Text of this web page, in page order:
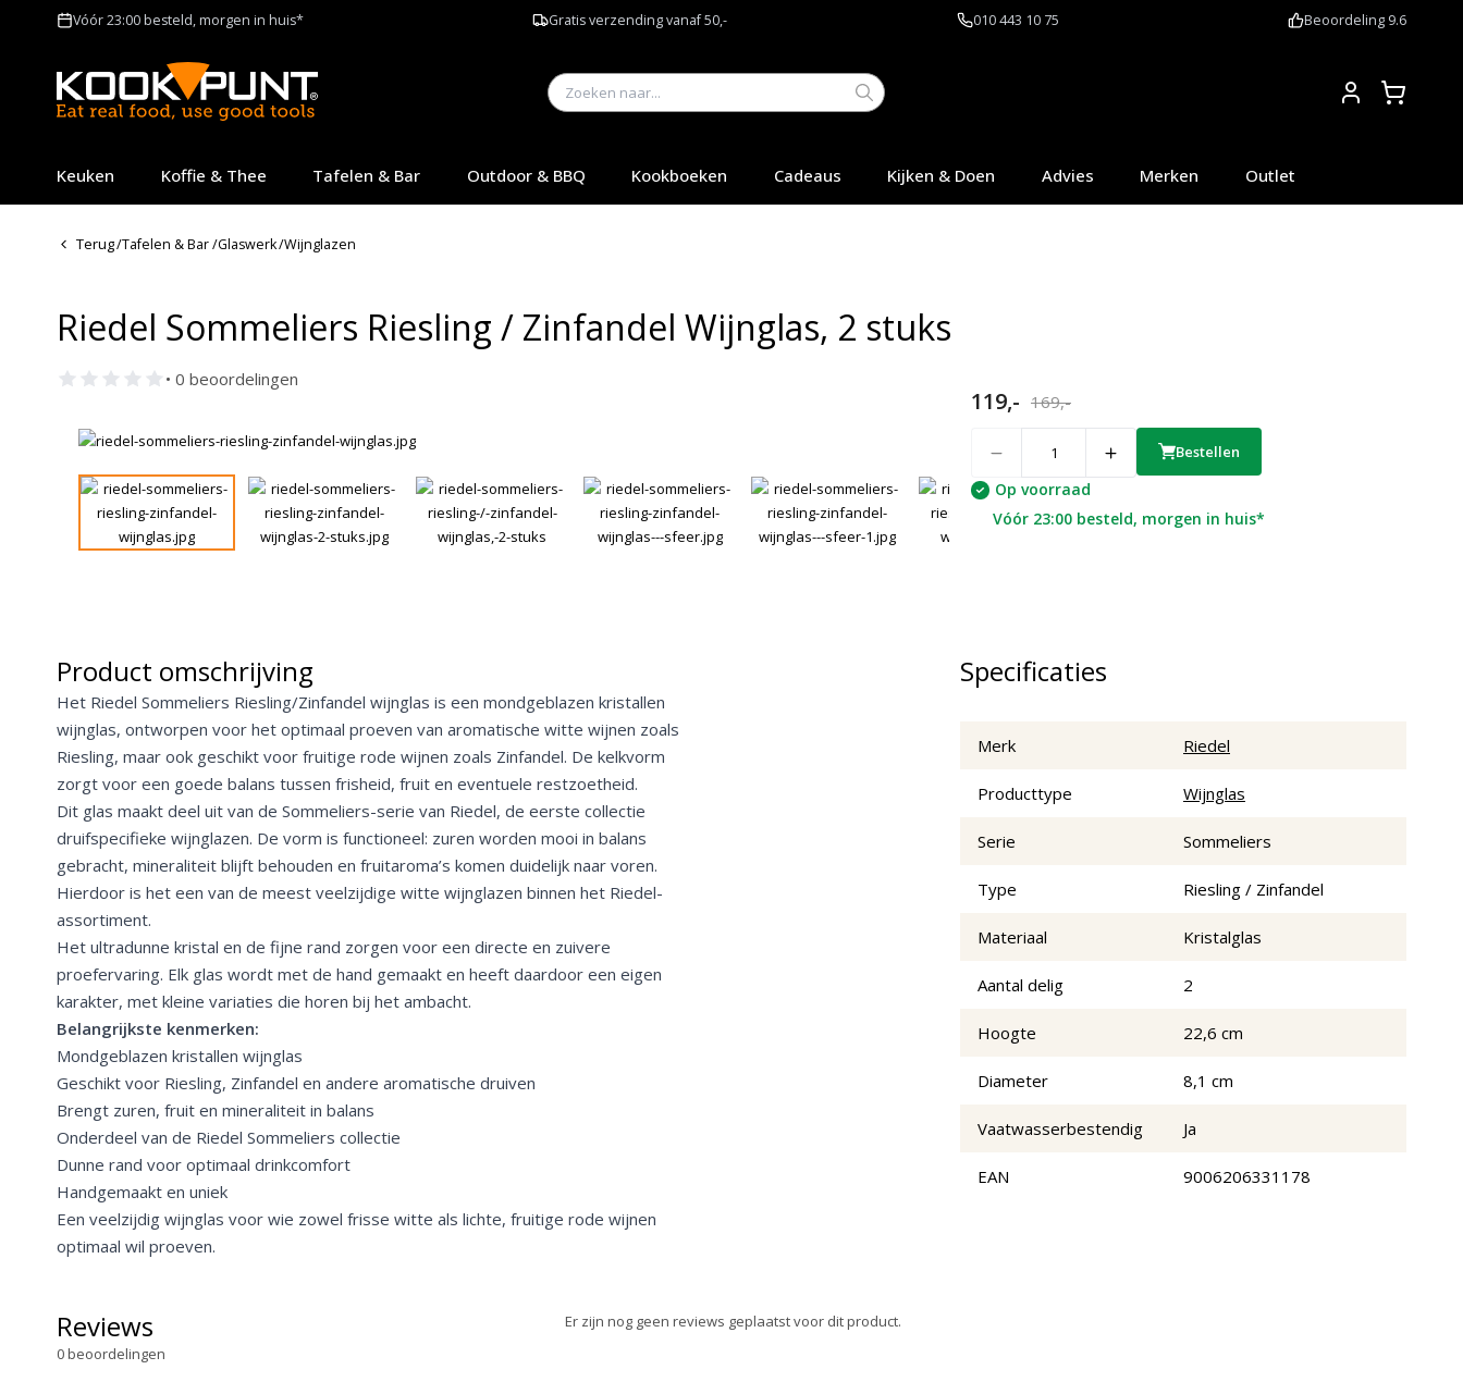
Vóór 23:00 besteld, morgen in huis* Gratis verzending vanaf 50,- 010 443 10 75 Beoordeling 9.6
Keuken Koffie & Thee Tafelen & Bar Outdoor & BBQ Kookboeken Cadeaus Kijken & Doen Advies Merken Outlet
Terug/Tafelen & Bar/Glaswerk/Wijnglazen
Riedel Sommeliers Riesling / Zinfandel Wijnglas, 2 stuks
• 0 beoordelingen
119,- 169,-
Bestellen
Op voorraad
Vóór 23:00 besteld, morgen in huis*
Product omschrijving
Het Riedel Sommeliers Riesling/Zinfandel wijnglas is een mondgeblazen kristallen
wijnglas, ontworpen voor het optimaal proeven van aromatische witte wijnen zoals
Riesling, maar ook geschikt voor fruitige rode wijnen zoals Zinfandel. De kelkvorm
zorgt voor een goede balans tussen frisheid, fruit en eventuele restzoetheid.
Dit glas maakt deel uit van de Sommeliers-serie van Riedel, de eerste collectie
druifspecifieke wijnglazen. De vorm is functioneel: zuren worden mooi in balans
gebracht, mineraliteit blijft behouden en fruitaroma’s komen duidelijk naar voren.
Hierdoor is het een van de meest veelzijdige witte wijnglazen binnen het Riedel-
assortiment.
Het ultradunne kristal en de fijne rand zorgen voor een directe en zuivere
proefervaring. Elk glas wordt met de hand gemaakt en heeft daardoor een eigen
karakter, met kleine variaties die horen bij het ambacht.
Belangrijkste kenmerken:
Mondgeblazen kristallen wijnglas
Geschikt voor Riesling, Zinfandel en andere aromatische druiven
Brengt zuren, fruit en mineraliteit in balans
Onderdeel van de Riedel Sommeliers collectie
Dunne rand voor optimaal drinkcomfort
Handgemaakt en uniek
Een veelzijdig wijnglas voor wie zowel frisse witte als lichte, fruitige rode wijnen
optimaal wil proeven.
Specificaties
Merk Riedel
Producttype Wijnglas
Serie Sommeliers
Type Riesling / Zinfandel
Materiaal Kristalglas
Aantal delig 2
Hoogte 22,6 cm
Diameter 8,1 cm
Vaatwasserbestendig Ja
EAN 9006206331178
Reviews
0beoordelingen
Er zijn nog geen reviews geplaatst voor dit product.